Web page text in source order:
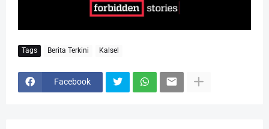
Tags Berita Terkini Kalsel
Facebook